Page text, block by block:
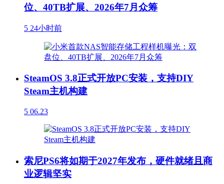
位、40TB扩展、2026年7月众筹
5 24小时前
SteamOS 3.8正式开放PC安装，支持DIY
Steam主机构建
5 06.23
索尼PS6将如期于2027年发布，硬件就绪且商
业逻辑坚实